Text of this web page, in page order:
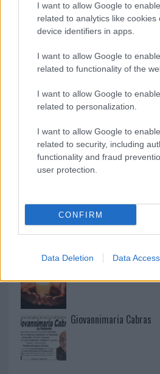
I want to allow Google to
related to analytics like cookies
device identifiers in apps.
I want to allow Google to
related to functionality of the
I want to allow Google to
related to personalization.
I want to allow Google to
related to security, including
functionality and fraud
user protection.
CONFIRM
Data Deletion Data Access
Mario Malu
Paolo Pinna
Martina Agostina Diturco
I nostri cari
I nostri cari
Giovannimaria Cabras